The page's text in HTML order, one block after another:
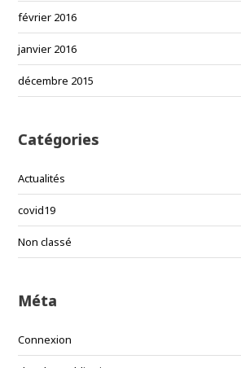
février 2016
janvier 2016
décembre 2015
Catégories
Actualités
covid19
Non classé
Méta
Connexion